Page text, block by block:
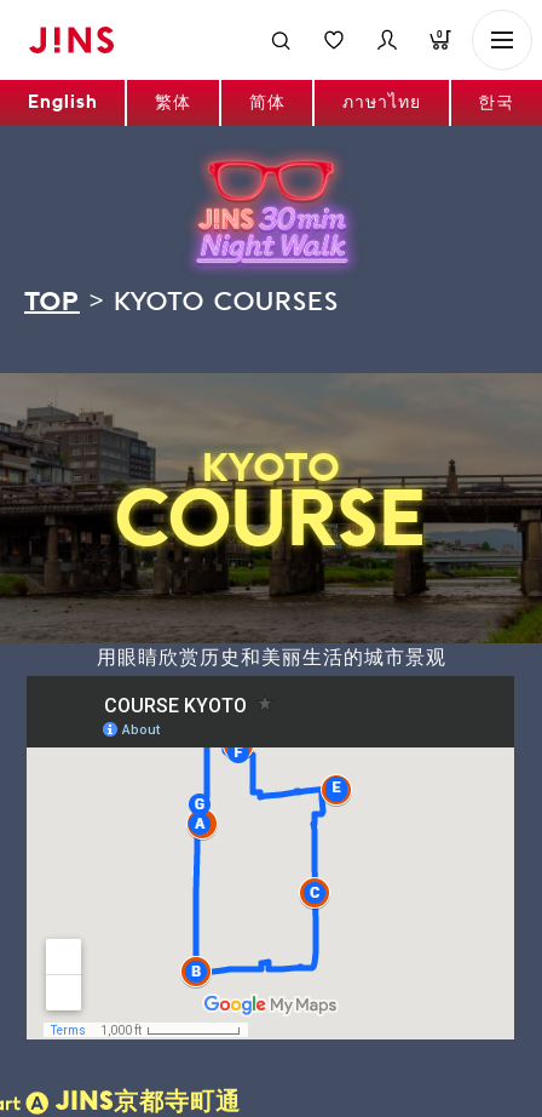
0
English 繁体 简体 ภาษาไทย 한국
TOP > KYOTO COURSES
KYOTO
COURSE
用眼睛欣赏历史和美丽生活的城市景观
JINS京都寺町通